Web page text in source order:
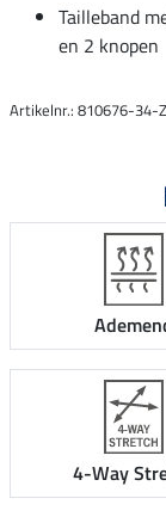
Tailleband
en 2 knopen
Artikelnr.: 810676-34-
4-Way